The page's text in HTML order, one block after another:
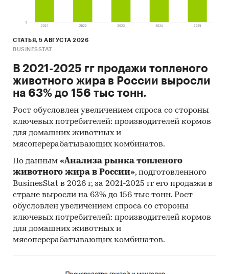
электроприборов для обогрева воздуха и
объема рынка) на
мнения экспертов, макроэкономические
тренды, изменения в регулировании отрасли и
т.д.
Фактическое количество страниц может
отличаться от указанного.
Источник: TK Solutions
Категории: Россия
Потребительские товары / ... / Бытовая
техника для дома / Электроприборы
Потребительские товары / ... /
Электроприборы / Электроприборы для
обогрева
СТАТЬЯ, 5 АВГУСТА 2026
BUSINESSTAT
В 2021-2025 гг продажи топленого
животного жира в России выросли
на 63% до 156 тыс тонн.
Рост обусловлен увеличением спроса со стороны
ключевых потребителей: производителей кормов
для домашних животных и
мясоперерабатывающих комбинатов.
По данным «Анализа рынка топленого
животного жира в России», подготовленного
BusinesStat в 2026 г, за 2021-2025 гг его продажи в
стране выросли на 63% до 156 тыс тонн. Рост
обусловлен увеличением спроса со стороны
ключевых потребителей: производителей кормов
для домашних животных и
мясоперерабатывающих комбинатов.